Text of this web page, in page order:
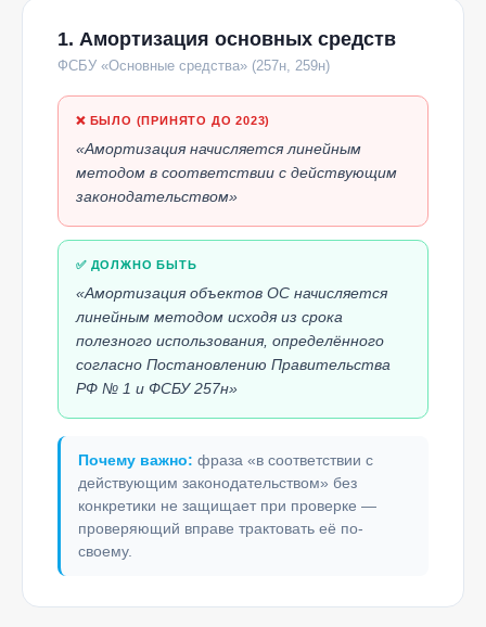
1. Амортизация основных средств
ФСБУ «Основные средства» (257н, 259н)
❌ БЫЛО (ПРИНЯТО ДО 2023)
«Амортизация начисляется линейным
методом в соответствии с действующим
законодательством»
✅ ДОЛЖНО БЫТЬ
«Амортизация объектов ОС начисляется
линейным методом исходя из срока
полезного использования, определённого
согласно Постановлению Правительства
РФ № 1 и ФСБУ 257н»
Почему важно: фраза «в соответствии с
действующим законодательством» без
конкретики не защищает при проверке —
проверяющий вправе трактовать её по-
своему.